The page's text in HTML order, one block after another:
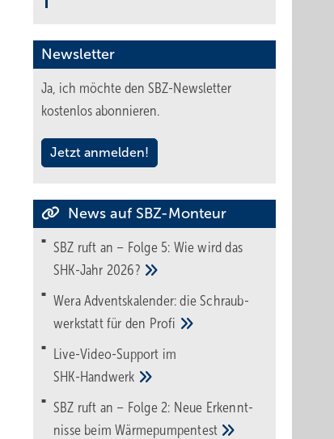
Newsletter
Ja, ich möchte den SBZ-Newsletter
kostenlos abonnieren.
Jetzt anmelden!
News auf SBZ-Monteur
SBZ ruft an – Folge 5: Wie wird das
SHK-Jahr 2026?
Wera Adventskalender: die Schraub­
werk­statt für den Pro­fi
Live-Video-Support im
SHK-Handwerk
SBZ ruft an – Folge 2: Neue Erkennt­
nisse beimWärme­pumpen­test